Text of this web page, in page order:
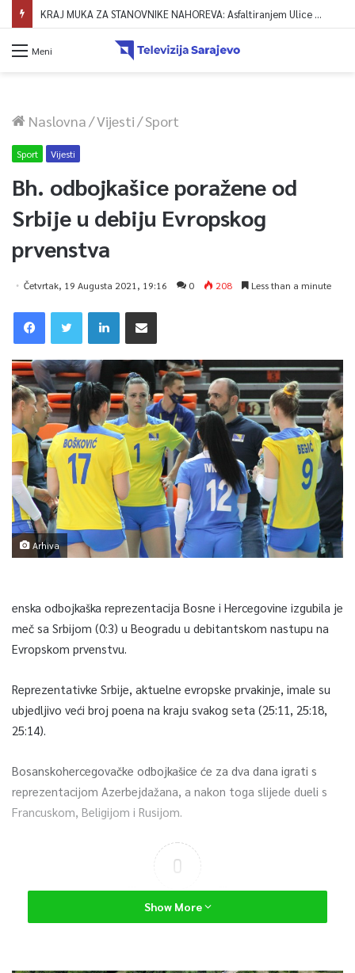
KRAJ MUKA ZA STANOVNIKE NAHOREVA: Asfaltiranjem Ulice Vranica brijeg spajaju se gornji i središnji dio naselja
Meni
Naslovna/Vijesti/Sport
Sport Vijesti
Bh. odbojkašice poražene od
Srbije u debiju Evropskog
prvenstva
Četvrtak, 19 Augusta 2021, 19:16 0 208 Less than a minute
Arhiva
enska odbojkaška reprezentacija Bosne i Hercegovine izgubila je
meč sa Srbijom (0:3) u Beogradu u debitantskom nastupu na
Evropskom prvenstvu.
Reprezentativke Srbije, aktuelne evropske prvakinje, imale su
ubjedljivo veći broj poena na kraju svakog seta (25:11, 25:18,
25:14).
Bosanskohercegovačke odbojkašice će za dva dana igrati s
reprezentacijom Azerbejdažana, a nakon toga slijede dueli s
Francuskom, Beligijom i Rusijom.
0
Article Rating
Show More